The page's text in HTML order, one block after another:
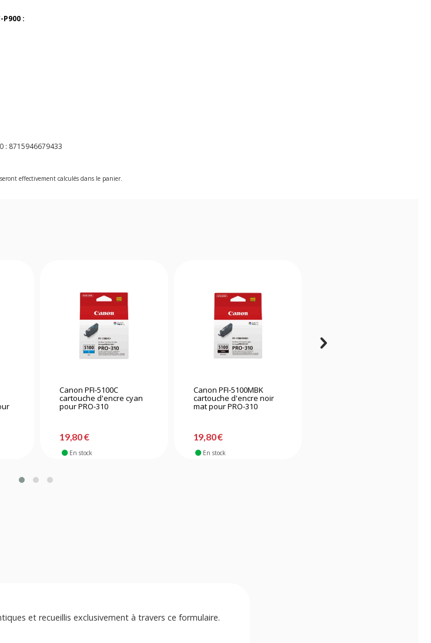
:
: 8715946679433
effectivement calculés dans le panier.
Canon PFI-5100C
cartouche d'encre cyan
pour PRO-310
19,80 €
En stock
Canon PFI-5100MBK
cartouche d'encre noir
mat pour PRO-310
19,80 €
En stock
et recueillis exclusivement à travers ce formulaire.